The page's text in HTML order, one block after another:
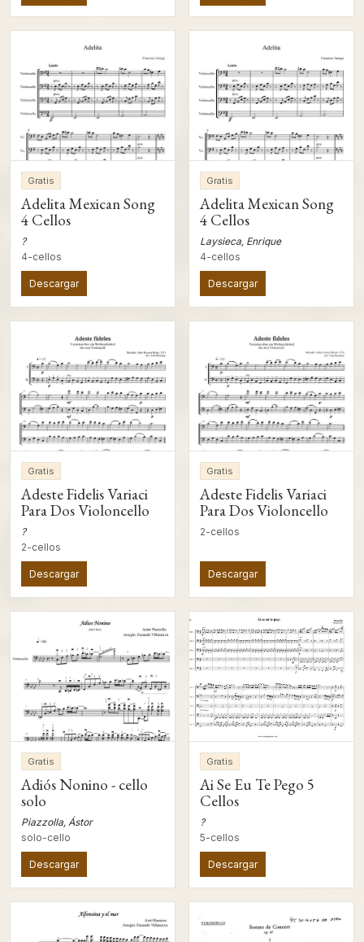
Gratis
Adelita Mexican Song
4 Cellos
?
4-cellos
Descargar
Gratis
Adelita Mexican Song
4 Cellos
Laysieca, Enrique
4-cellos
Descargar
Gratis
Adeste Fidelis Variaci
Para Dos Violoncello
?
2-cellos
Descargar
Gratis
Adeste Fidelis Variaci
Para Dos Violoncello
2-cellos
Descargar
Gratis
Adiós Nonino - cello
solo
Piazzolla, Ástor
solo-cello
Descargar
Gratis
Ai Se Eu Te Pego 5
Cellos
?
5-cellos
Descargar